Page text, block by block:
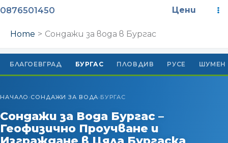
Skip
content
0876501450 Цени
Home Сондажи за вода в Бургас
БЛАГОЕВГРАД БУРГАС ПЛОВДИВ РУСЕ ШУМЕН
НАЧАЛО › СОНДАЖИ ЗА ВОДА› БУРГАС
Сондажи за Вода Бургас –
Геофизично Проучване и